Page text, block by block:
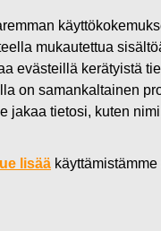
OYJ ABP:N OMIEN
mukautettua
evästeillä kerätyistä
on samankaltainen
jakaa tietosi, kuten
lisää